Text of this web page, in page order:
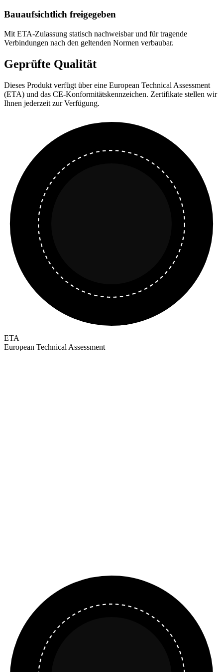
Bauaufsichtlich freigegeben
Mit ETA-Zulassung statisch nachweisbar und für tragende
Verbindungen nach den geltenden Normen verbaubar.
Geprüfte Qualität
Dieses Produkt verfügt über eine European Technical Assessment
(ETA) und das CE-Konformitätskennzeichen. Zertifikate stellen wir
Ihnen jederzeit zur Verfügung.
ETA
European Technical Assessment